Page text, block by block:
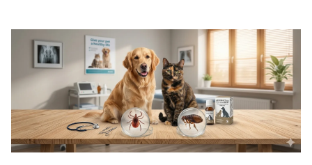
Kočky
Veterinární diety
Dárkové poukazy